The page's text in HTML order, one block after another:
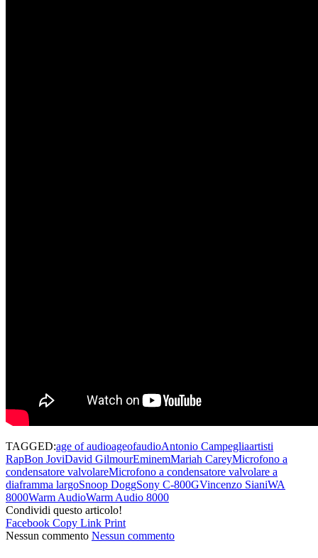
TAGGED:age of audioageofaudioAntonio Campegliaartisti
RapBon JoviDavid GilmourEminemMariah CareyMicrofono a
condensatore valvolareMicrofono a condensatore valvolare a
diaframma largoSnoop DoggSony C-800GVincenzo SianiWA
8000Warm AudioWarm Audio 8000
Condividi questo articolo!
Facebook Copy Link Print
Nessun commento Nessun commento